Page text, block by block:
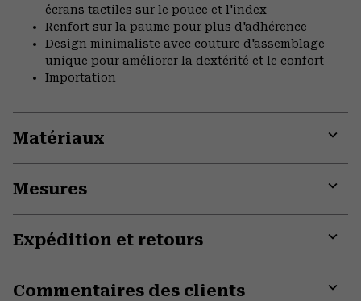
écrans tactiles sur le pouce et l'index
Renfort sur la paume pour plus d'adhérence
Design minimaliste avec couture d'assemblage
unique pour améliorer la dextérité et le confort
Importation
Matériaux
Mesures
Expédition et retours
Commentaires des clients